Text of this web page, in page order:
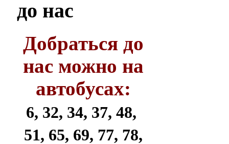
до нас
Добраться до
нас можно на
автобусах:
6, 32, 34, 37, 48,
51, 65, 69, 77, 78,